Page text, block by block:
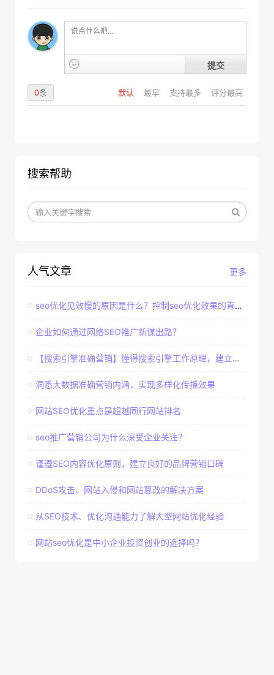
提交
默认 最早 支持最多 评分最高
0条
搜索帮助
更多
人气文章
seo优化见效慢的原因是什么？控制seo优化效果的直接因素
企业如何通过网络SEO推广新谋出路？
【搜索引擎准确营销】懂得搜索引擎工作原理，建立准确客户群体
洞悉大数据准确营销内涵，实现多样化传播效果
网站SEO优化重点是超越同行网站排名
seo推广营销公司为什么深受企业关注？
谨遵SEO内容优化原则，建立良好的品牌营销口碑
DDoS攻击、网站入侵和网站篡改的解决方案
从SEO技术、优化沟通能力了解大型网站优化经验
网站seo优化是中小企业投资创业的选择吗？